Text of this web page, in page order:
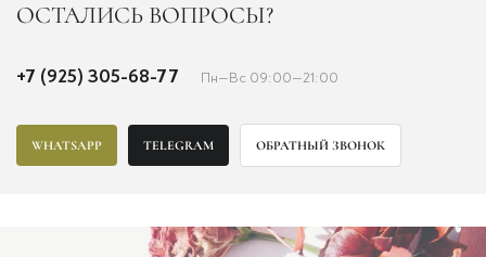
ОСТАЛИСЬ ВОПРОСЫ?
+7 (925) 305-68-77 Пн—Вс 09:00—21:00
WHATSAPP TELEGRAM ОБРАТНЫЙ ЗВОНОК